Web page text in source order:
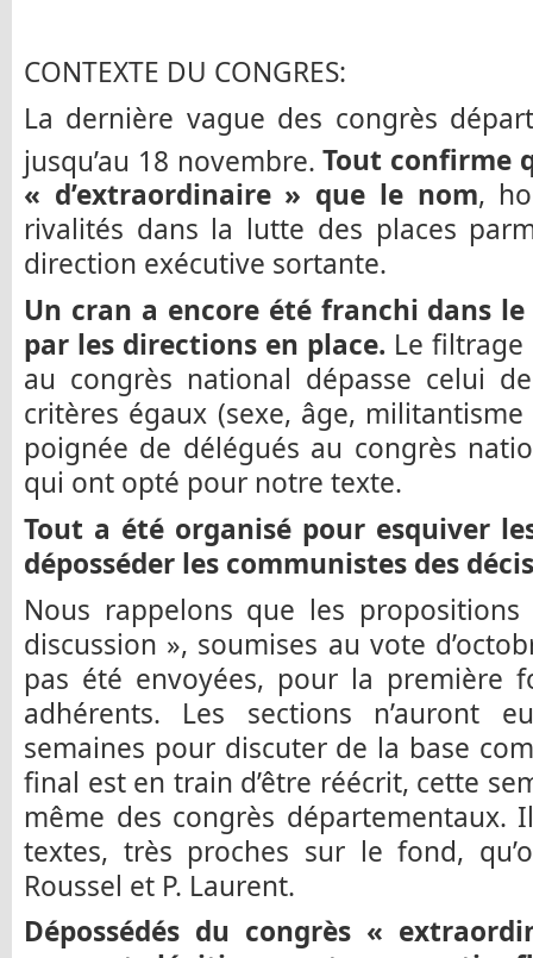
CONTEXTE DU CONGRES:
La dernière vague des congrès
jusqu’au 18 novembre.Tout confirme
« d’extraordinaire » que le nom,
rivalités dans la lutte des places
direction exécutive sortante.
Un cran a encore été franchi dans
par les directions en place. Le
au congrès national dépasse celui
critères égaux (sexe, âge,
poignée de délégués au congrès
qui ont opté pour notre texte.
Tout a été organisé pour esquiver
déposséder les communistes des
Nous rappelons que les
discussion », soumises au vote
pas été envoyées, pour la première
adhérents. Les sections n’auront
semaines pour discuter de la base
final est en train d’être réécrit, cette
même des congrès départementaux.
textes, très proches sur le fond,
Roussel et P. Laurent.
Dépossédés du congrès «